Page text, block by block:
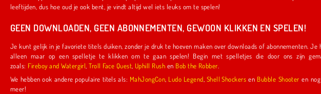
leeftijden, dus hoe oud je ook bent, je vindt altijd wel iets leuks om te spelen!
GEEN DOWNLOADEN, GEEN ABONNEMENTEN, GEWOON KLIKKEN EN SPELEN!
Je kunt gelijk in je favoriete titels duiken, zonder je druk te hoeven maken over downloads of abonnementen. Je hoeft
alleen maar op een spelletje te klikken om te gaan spelen! Begin met spelletjes die door ons zijn gemaakt,
zoals:
Fireboy and Watergirl ,Troll Face Quest Uphill Rush en Bob the Robber
We hebben ook andere populaire titels als: MahJongCon Ludo Legend Shell Shockers en Bubble Shooter en nog veel
meer!